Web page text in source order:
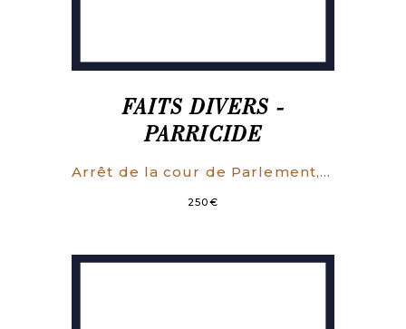
FAITS DIVERS -
PARRICIDE
Arrêt de la cour de Parlement, qui condamne François-Philippe Brunet, ouvrier en bas au métier et garçon domestique ; à être rompu vif et jeté au feu, pour assassinat commis en la personne de Frère Pierre Bigot, prieur-curé des Granges-Le-Roi et d’Anne Boujon, mère dudit Brunet. Du 5 janvier 1756.
250€